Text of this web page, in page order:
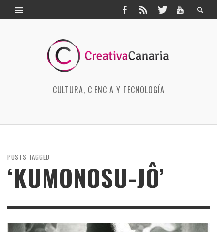
CULTURA, CIENCIA Y TECNOLOGÍA
POSTS TAGGED
‘KUMONOSU-JÔ’